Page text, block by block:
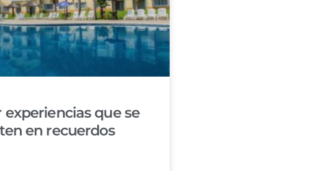
experiencias que se
en recuerdos